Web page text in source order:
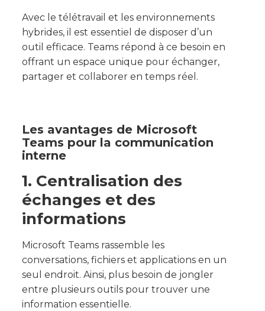
Avec le télétravail et les environnements
hybrides, il est essentiel de disposer d’un
outil efficace. Teams répond à ce besoin en
offrant un espace unique pour échanger,
partager et collaborer en temps réel.
Les avantages de Microsoft
Teams pour la communication
interne
1. Centralisation des
échanges et des
informations
Microsoft Teams rassemble les
conversations, fichiers et applications en un
seul endroit. Ainsi, plus besoin de jongler
entre plusieurs outils pour trouver une
information essentielle.